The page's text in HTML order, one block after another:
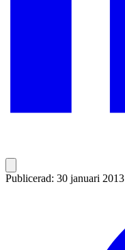
Publicerad: 30 januari 2013